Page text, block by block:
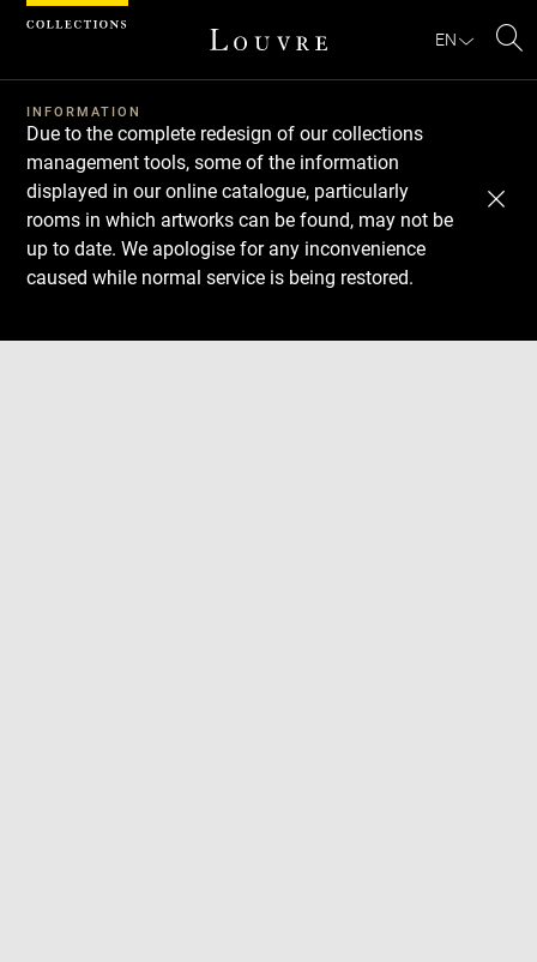
EN
INFORMATION
Due to the complete redesign of our collections
management tools, some of the information
displayed in our online catalogue, particularly
rooms in which artworks can be found, may not be
up to date. We apologise for any inconvenience
caused while normal service is being restored.
Download
Next
Previous
Cookies management panel